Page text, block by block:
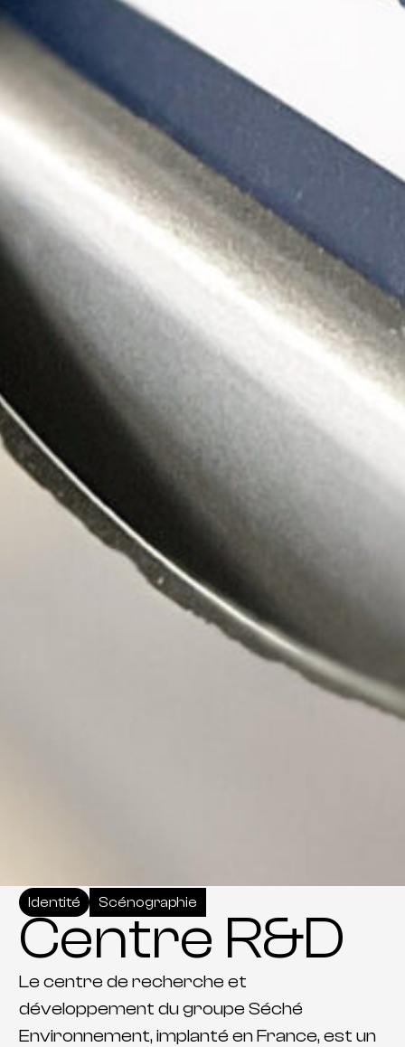
Identité Scénographie
Centre R&D
Le centre de recherche et
développement du groupe Séché
Environnement, implanté en France, est un